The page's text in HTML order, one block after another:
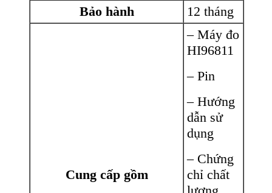
Bảo hành
12 tháng
Cung cấp gồm
– Máy đo
HI96811
– Pin
– Hướng
dẫn sử
dụng
– Chứng
chỉ chất